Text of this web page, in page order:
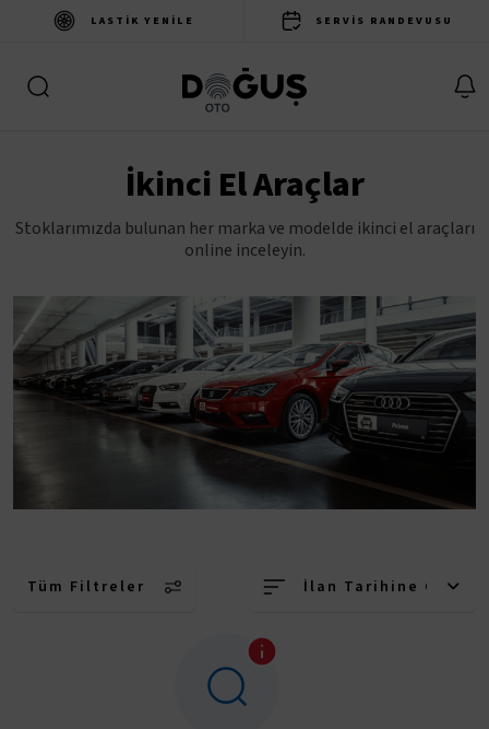
LASTIK YENILE SERVIS RANDEVUSU
İkinci El Araçlar
Stoklarımızda bulunan her marka ve modelde ikinci el araçları
online inceleyin.
Tüm Filtreler İlan Tarihine Göre